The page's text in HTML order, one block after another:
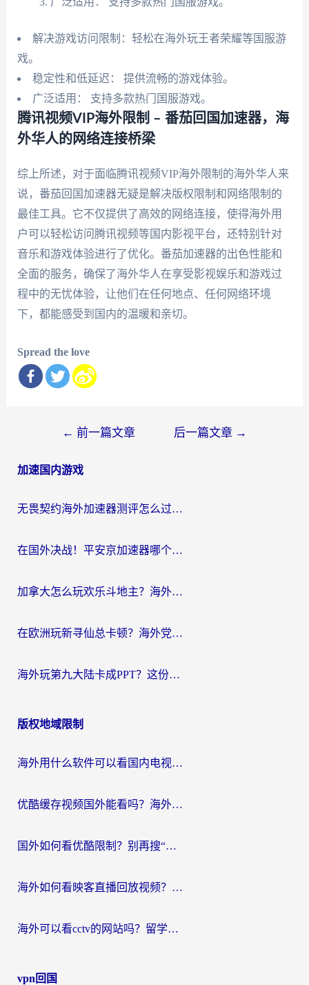
解决游戏访问限制：轻松在海外玩王者荣耀等国服游
戏。
稳定性和低延迟： 提供流畅的游戏体验。
广泛适用： 支持多款热门国服游戏。
腾讯视频VIP海外限制 – 番茄回国加速器，海
外华人的网络连接桥梁
综上所述，对于面临腾讯视频VIP海外限制的海外华人来
说，番茄回国加速器无疑是解决版权限制和网络限制的
最佳工具。它不仅提供了高效的网络连接，使得海外用
户可以轻松访问腾讯视频等国内影视平台，还特别针对
音乐和游戏体验进行了优化。番茄加速器的出色性能和
全面的服务，确保了海外华人在享受影视娱乐和游戏过
程中的无忧体验，让他们在任何地点、任何网络环境
下，都能感受到国内的温暖和亲切。
Spread the love
导
← 前一篇文章 后一篇文章 →
加速国内游戏
无畏契约海外加速器测评怎么过？海外玩家亲测实用指南（附小众技巧）
在国外决战！平安京加速器哪个好用一点？老玩家亲测番茄加速器全解析
加拿大怎么玩欢乐斗地主？海外党国服游戏加速终极指南（附绝地求生未来之役300英雄实测）
在欧洲玩新寻仙总卡顿？海外党必看的国服游戏加速全攻略
海外玩第九大陆卡成PPT？这份网络加速指南帮你丝滑上分
版权地域限制
海外用什么软件可以看国内电视？留学生亲测有效的追剧自由指南
优酷缓存视频国外能看吗？海外党追剧看片的终极解决方案来了
国外如何看优酷限制？别再搜“在日本哪个软件可以看中国电视剧”，这篇教你搞定
海外如何看映客直播回放视频？这份攻略帮你搞定（附腾讯优酷观看技巧）
海外可以看cctv的网站吗？留学生亲测有效的回国追剧方案
vpn回国